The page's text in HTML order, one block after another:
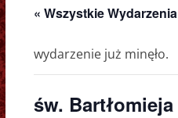
« Wszystkie Wydarzenia
wydarzenie już minęło.
św. Bartłomieja